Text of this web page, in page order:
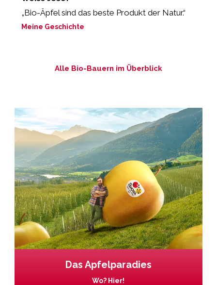
„Bio-Äpfel sind das beste Produkt der Natur.“
Meine Geschichte
Alle Bio-Bauern im Überblick
Das Apfelparadies
Wo? Hier!